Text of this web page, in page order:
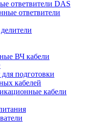
ответвители DAS
ответвители
ВЧ кабели
подготовки
кабелей
кабели